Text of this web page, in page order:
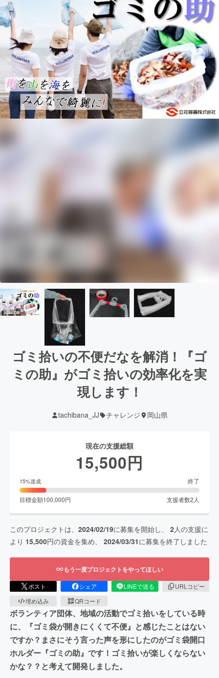
ゴミ拾いの不便だなを解消！『ゴ
ミの助』がゴミ拾いの効率化を実
現します！
tachibana_JJ チャレンジ 岡山県
現在の支援総額
15,500円
15%達成 終了
目標金額100,000円 支援者数2人
このプロジェクトは、 2024/02/19に募集を開始し、 2人の支援に
より 15,500円の資金を集め、 2024/03/31に募集を終了しました
もう一度プロジェクトをやってほしい
ポスト シェア LINEで送る
URLコピー
埋め込み
QRコード
ボランティア団体、地域の活動でゴミ拾いをしている時
に、『ゴミ袋が開きにくくて不便』と感じたことはない
ですか？まさにそう言った声を形にしたのがゴミ袋開口
ホルダー『ゴミの助』です！ゴミ拾いが楽しくならない
かな？？と考えて開発しました。